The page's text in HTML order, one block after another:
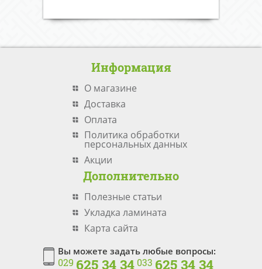
Информация
О магазине
Доставка
Оплата
Политика обработки
персональных данных
Акции
Дополнительно
Полезные статьи
Укладка ламината
Карта сайта
Вы можете задать любые вопросы:
029 625 34 34 033 625 34 34